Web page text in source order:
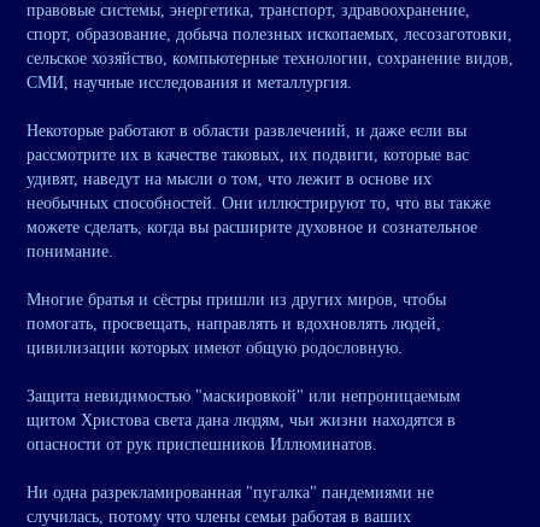
правовые системы, энергетика, транспорт, здравоохранение,
спорт, образование, добыча полезных ископаемых, лесозаготовки,
сельское хозяйство, компьютерные технологии, сохранение видов,
СМИ, научные исследования и металлургия.
Некоторые работают в области развлечений, и даже если вы
рассмотрите их в качестве таковых, их подвиги, которые вас
удивят, наведут на мысли о том, что лежит в основе их
необычных способностей. Они иллюстрируют то, что вы также
можете сделать, когда вы расширите духовное и сознательное
понимание.
Многие братья и сёстры пришли из других миров, чтобы
помогать, просвещать, направлять и вдохновлять людей,
цивилизации которых имеют общую родословную.
Защита невидимостью "маскировкой" или непроницаемым
щитом Христова света дана людям, чьи жизни находятся в
опасности от рук приспешников Иллюминатов.
Ни одна разрекламированная "пугалка" пандемиями не
случилась, потому что члены семьи работая в ваших